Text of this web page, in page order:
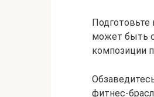
Подготовьте
может быть
композиции
фитнес-